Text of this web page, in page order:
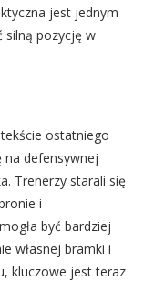
jest jednym
silną pozycję w
ostatniego
na defensywnej
Trenerzy starali się
i
być bardziej
własnej bramki i
kluczowe jest teraz